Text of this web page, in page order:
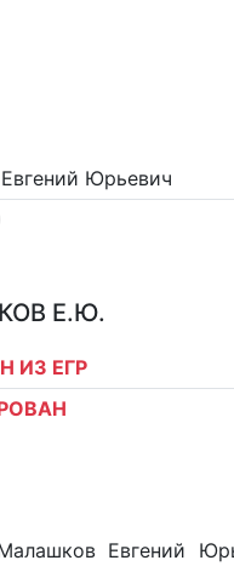
Юрьевич
Е.Ю.
ИЗ ЕГР
Малашков Евгений